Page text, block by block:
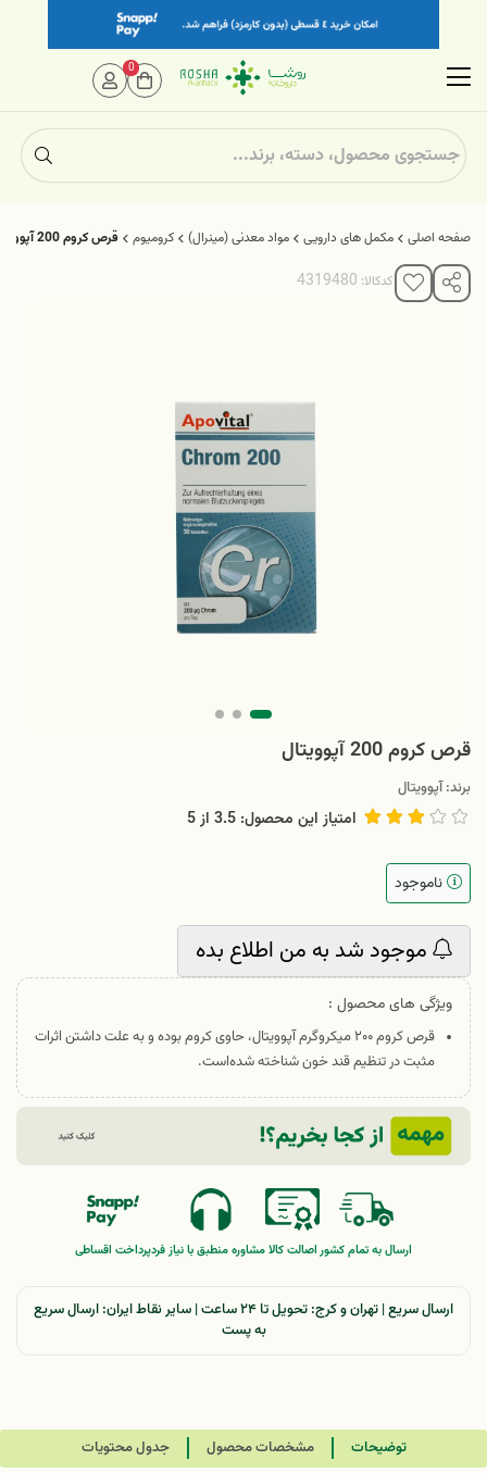
صفحه اصلی مکمل های دارویی مواد معدنی (مینرال) کرومیوم قرص کروم 200 آپوویتال
کدکالا:
قرص کروم 200 آپوویتال
برند:آپوویتال
امتیاز این محصول: 3.5 از5
ناموجود
موجود شد به من اطلاع بده
ویژگی های محصول :
قرص کروم ۲۰۰ میکروگرم آپوویتال، حاوی کروم بوده و به علت داشتن اثرات
مثبت در تنظیم قند خون شناخته شده‌است.
ارسال به تمام کشوراصالت کالامشاوره منطبق با نیاز فردپرداخت اقساطی
ارسال سریع | تهران و کرج: تحویل تا ۲۴ ساعت | سایر نقاط ایران: ارسال سریع
به پست
توضیحات مشخصات محصول جدول محتویات
0